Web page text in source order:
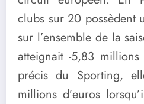
clubs sur 20 possèdent
sur l’ensemble de la
atteignait -5,83
précis du Sporting,
millions d’euros